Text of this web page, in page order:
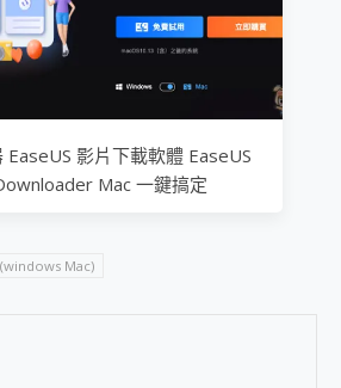
EaseUS 影片下載軟體 EaseUS
Mac 一鍵搞定
Mac)